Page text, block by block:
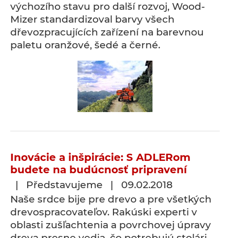
výchozího stavu pro další rozvoj, Wood-
Mizer standardizoval barvy všech
dřevozpracujících zařízení na barevnou
paletu oranžové, šedé a černé.
Inovácie a inšpirácie: S ADLERom
budete na budúcnosť pripravení
| Představujeme | 09.02.2018
Naše srdce bije pre drevo a pre všetkých
drevospracovateľov. Rakúski experti v
oblasti zušľachtenia a povrchovej úpravy